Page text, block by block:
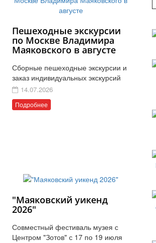
Пешеходные экскурсии
по Москве Владимира
Маяковского в августе
Сборные пешеходные экскурсии и
заказ индивидуальных экскурсий
14.07.2026
Подробнее
"Маяковский уикенд
2026"
Совместный фестиваль музея с
Центром "Зотов" с 17 по 19 июля